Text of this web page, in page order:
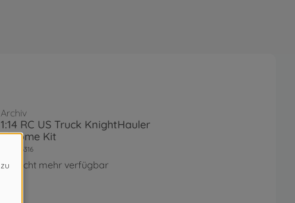
Archiv
1:14 RC US Truck KnightHauler
Chrome Kit
300056316
Nicht mehr verfügbar